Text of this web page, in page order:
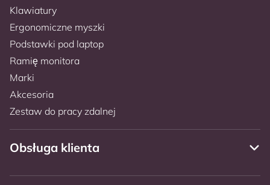
Klawiatury
Ergonomiczne myszki
Podstawki pod laptop
Ramię monitora
Marki
Akcesoria
Zestaw do pracy zdalnej
Obsługa klienta